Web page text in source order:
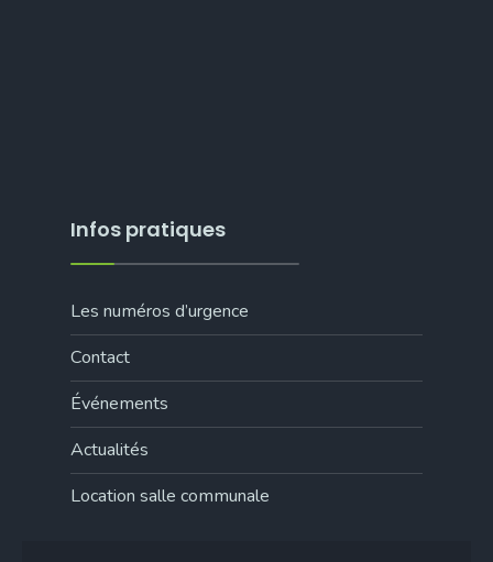
Infos pratiques
Les numéros d’urgence
Contact
Événements
Actualités
Location salle communale